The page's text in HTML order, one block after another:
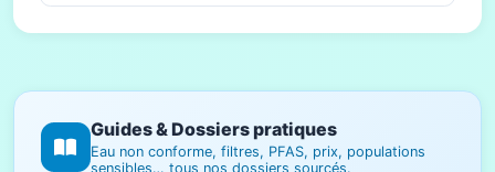
Guides & Dossiers pratiques
Eau non conforme, filtres, PFAS, prix, populations
sensibles… tous nos dossiers sourcés.